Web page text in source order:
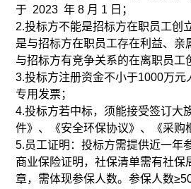
于 2023 年 8 月 1 日；
2.投标方不能是招标方在职员工创
是与招标方在职员工存在利益、亲
与招标方有竞争关系的在离职员工
3.投标方注册资金不小于1000万元
专用发票；
4.投标方若中标，须能接受签订大
件》、《安全环保协议》、《采购
5.员工证明：投标方需提供近一年
商业保险证明，社保清单需有社保
章，需体现参保人数。参保人数≥50